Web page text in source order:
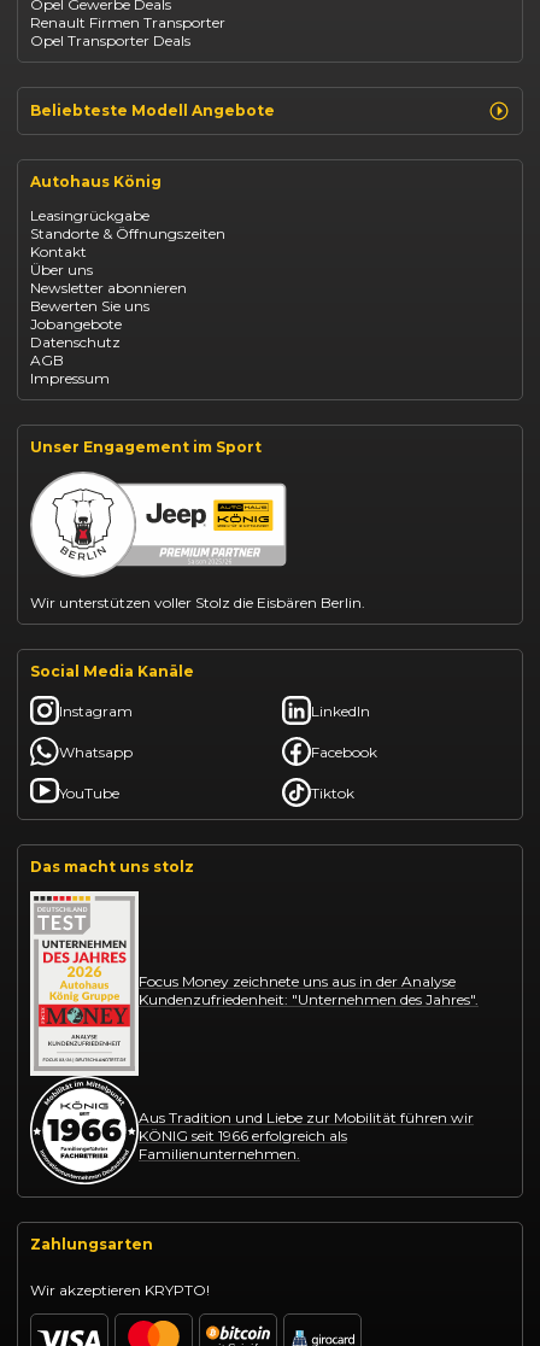
Mazda
Citroën
Abarth
Fiat Professional
Opel Gewerbe Deals
Renault Firmen Transporter
Opel Transporter Deals
Beliebteste Modell Angebote
Renault Arkana Leasing
Renault Captur Leasing
Opel Astra leasen
Opel Mokka kaufen
Opel Grandland finanzieren
Opel Vivaro Gewerbeleasing
Fiat 500 finanzieren
Fiat Panda leasen
Dacia Duster finanzieren
Dacia Sandero kaufen
Dacia Jogger leasen
Jeep Compass leasen
Jeep Renegade finanzieren
Suzuki Swift finanzieren
BYD Dolphin finanzieren
Kia Ceed finanzieren
Kia Sportage leasen
Mazda CX-30 finanzieren
Citroën C3 leasen
Autohaus König
Leasingrückgabe
Standorte & Öffnungszeiten
Kontakt
Über uns
Newsletter abonnieren
Bewerten Sie uns
Jobangebote
Datenschutz
AGB
Impressum
Unser Engagement im Sport
Wir unterstützen voller Stolz die Eisbären Berlin.
Social Media Kanäle
Instagram LinkedIn
Whatsapp Facebook
YouTube Tiktok
Das macht uns stolz
Focus Money zeichnete uns aus in der Analyse
Kundenzufriedenheit: "Unternehmen des Jahres".
Aus Tradition und Liebe zur Mobilität führen wir
KÖNIG seit 1966 erfolgreich als
Familienunternehmen.
Zahlungsarten
Wir akzeptieren KRYPTO!